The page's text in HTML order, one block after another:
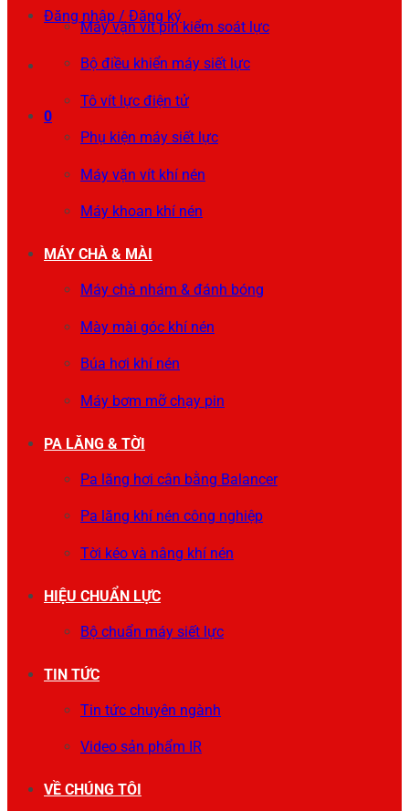
Đăng nhập / Đăng ký
0
Máy vặn vít pin kiểm soát lực
Bộ điều khiển máy siết lực
Tô vít lực điện tử
Phụ kiện máy siết lực
Máy vặn vít khí nén
Máy khoan khí nén
MÁY CHÀ & MÀI
Máy chà nhám & đánh bóng
Mày mài góc khí nén
Búa hơi khí nén
Máy bơm mỡ chạy pin
PA LĂNG & TỜI
Pa lăng hơi cân bằng Balancer
Pa lăng khí nén công nghiệp
Tời kéo và nâng khí nén
HIỆU CHUẨN LỰC
Bộ chuẩn máy siết lực
TIN TỨC
Tin tức chuyên ngành
Video sản phẩm IR
VỀ CHÚNG TÔI